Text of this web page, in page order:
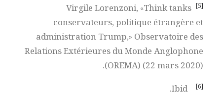
[5]
Virgile Lorenzoni, «Think tanks
conservateurs, politique étrangère et
administration Trump,» Observatoire des
Relations Extérieures du Monde Anglophone
(OREMA) (22 mars 2020).
[6]